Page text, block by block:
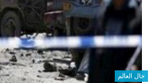
حال العالم